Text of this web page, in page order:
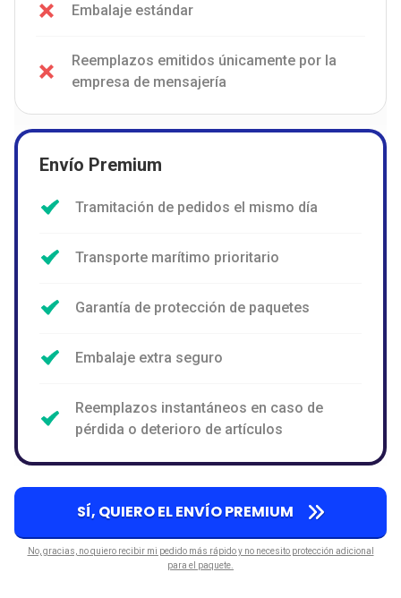
Embalaje estándar
Reemplazos emitidos únicamente por la
empresa de mensajería
Envío Premium
Tramitación de pedidos el mismo día
Transporte marítimo prioritario
Garantía de protección de paquetes
Embalaje extra seguro
Reemplazos instantáneos en caso de
pérdida o deterioro de artículos
SÍ, QUIERO EL ENVÍO PREMIUM
No, gracias, no quiero recibir mi pedido más rápido y no necesito protección adicional
para el paquete.